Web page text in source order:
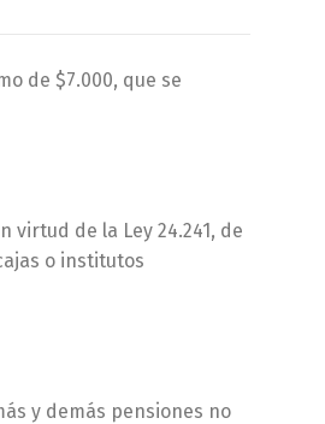
de $7.000, que se
virtud de la Ley 24.241, de
o institutos
y demás pensiones no